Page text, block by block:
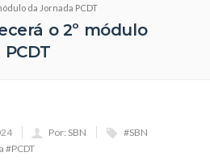
da Jornada PCDT
o 2º módulo
Por: SBN
#SBN
#PCDT